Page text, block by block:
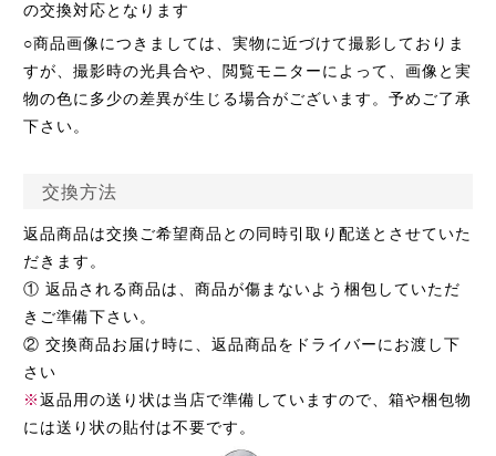
の交換対応となります
○商品画像につきましては、実物に近づけて撮影しておりま
すが、撮影時の光具合や、閲覧モニターによって、画像と実
物の色に多少の差異が生じる場合がございます。予めご了承
下さい。
交換方法
返品商品は交換ご希望商品との同時引取り配送とさせていた
だきます。
① 返品される商品は、商品が傷まないよう梱包していただ
きご準備下さい。
② 交換商品お届け時に、返品商品をドライバーにお渡し下
さい
※返品用の送り状は当店で準備していますので、箱や梱包物
には送り状の貼付は不要です。